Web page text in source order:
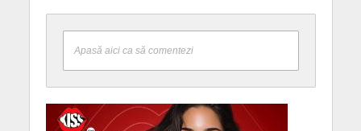
Apasă aici ca să comentezi